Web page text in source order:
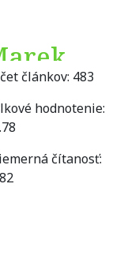
článkov: 483
hodnotenie:
čítanosť: